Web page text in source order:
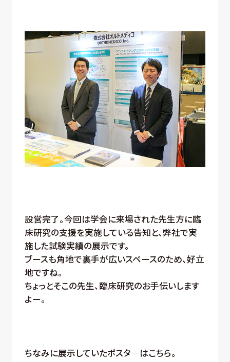
設営完了。今回は学会に来場された先生方に臨
床研究の支援を実施している告知と、弊社で実
施した試験実績の展示です。
ブースも角地で裏手が広いスペースのため、好立
地ですね。
ちょっとそこの先生、臨床研究のお手伝いします
よー。
ちなみに展示していたポスタ―はこちら。